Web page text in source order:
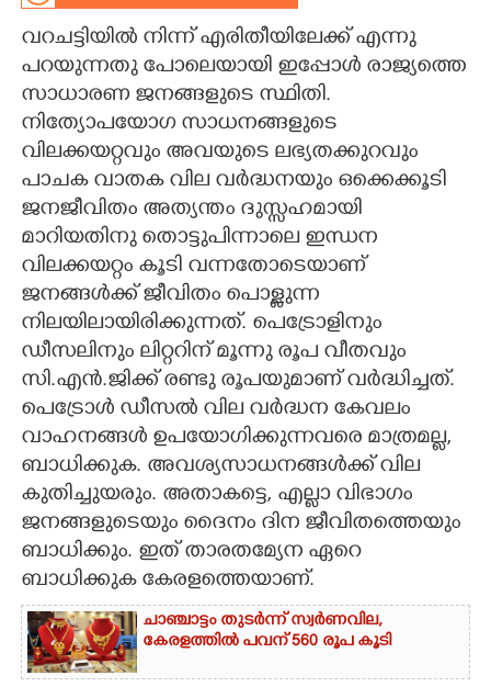
CARTOONS
LITERATURE
CONTACT US
വറചട്ടിയിൽ നിന്ന് എരിതീയിലേക്ക് എന്നു
പറയുന്നതു പോലെയായി ഇപ്പോൾ രാജ്യത്തെ
സാധാരണ ജനങ്ങളുടെ സ്ഥിതി.
നിത്യോപയോഗ സാധനങ്ങളുടെ
വിലക്കയറ്റവും അവയുടെ ലഭ്യതക്കുറവും
പാചക വാതക വില വർദ്ധനയും ഒക്കെക്കൂടി
ജനജീവിതം അത്യന്തം ദുസ്സഹമായി
മാറിയതിനു തൊട്ടുപിന്നാലെ ഇന്ധന
വിലക്കയറ്റം കൂടി വന്നതോടെയാണ്
ജനങ്ങൾക്ക് ജീവിതം പൊള്ളുന്ന
നിലയിലായിരിക്കുന്നത്. പെട്രോളിനും
ഡീസലിനും ലിറ്ററിന് മൂന്നു രൂപ വീതവും
സി.എൻ.ജിക്ക് രണ്ടു രൂപയുമാണ് വർദ്ധിച്ചത്.
പെട്രോൾ ഡീസൽ വില വർദ്ധന കേവലം
വാഹനങ്ങൾ ഉപയോഗിക്കുന്നവരെ മാത്രമല്ല,
ബാധിക്കുക. അവശ്യസാധനങ്ങൾക്ക് വില
കുതിച്ചുയരും. അതാകട്ടെ, എല്ലാ വിഭാഗം
ജനങ്ങളുടെയും ദൈനം ദിന ജീവിതത്തെയും
ബാധിക്കും. ഇത് താരതമ്യേന ഏറെ
ബാധിക്കുക കേരളത്തെയാണ്.
ചാഞ്ചാട്ടം തുടർന്ന് സ്വർണവില,
കേരളത്തിൽ പവന് 560 രൂപ കൂടി